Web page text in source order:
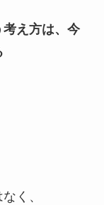
考え方は、今
く、